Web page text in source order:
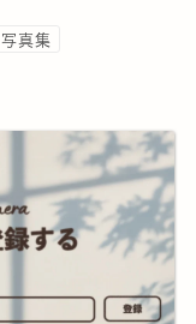
写真集